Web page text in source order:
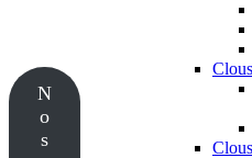
N
o
s